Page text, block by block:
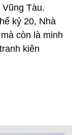
Tàu.
kỷ 20, Nhà
còn là minh
kiên